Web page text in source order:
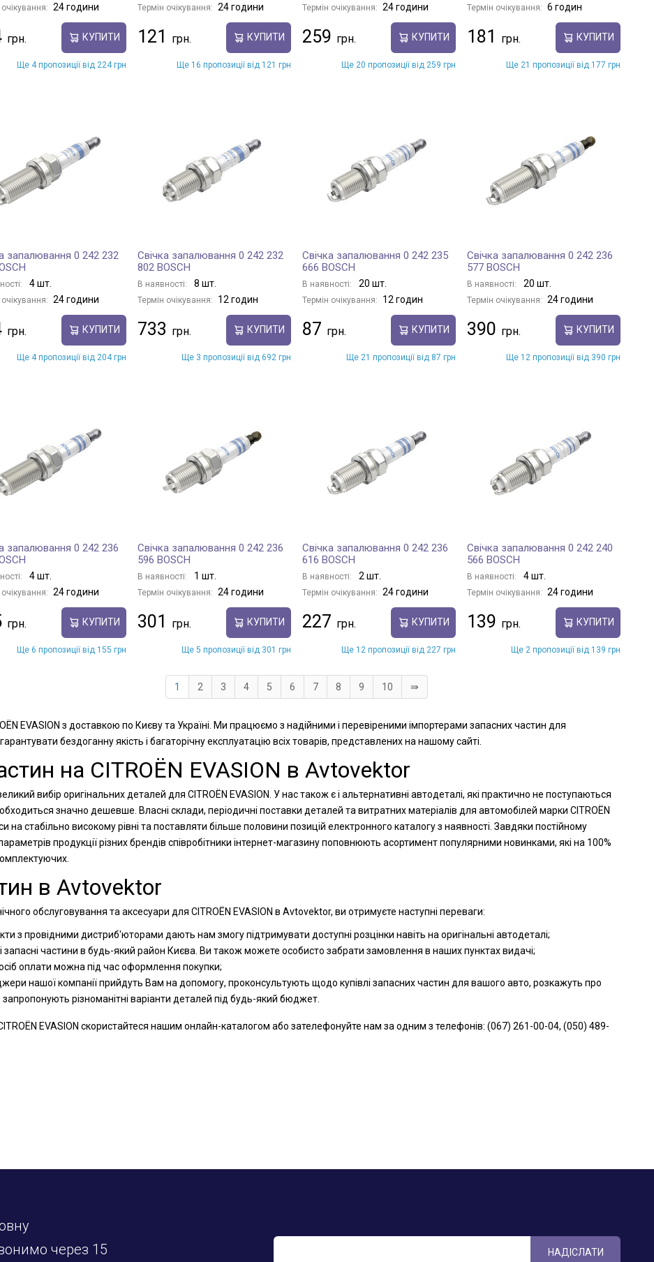
24 години
КУПИТИ
Ще 4 пропозиції від 224 грн
Термін очікування: 24 години
121 КУПИТИ
Ще 16 пропозиції від 121 грн
Термін очікування: 24 години
259 КУПИТИ
Ще 20 пропозиції від 259 грн
Термін очікування: 6 годин
181 КУПИТИ
Ще 21 пропозиції від 177 грн
запалювання 0 242 232
4 шт.
24 години
КУПИТИ
Ще 4 пропозиції від 204 грн
Свічка запалювання 0 242 232
802 BOSCH
В наявності: 8 шт.
Термін очікування: 12 годин
733 КУПИТИ
Ще 3 пропозиції від 692 грн
Свічка запалювання 0 242 235
666 BOSCH
В наявності: 20 шт.
Термін очікування: 12 годин
87 КУПИТИ
Ще 21 пропозиції від 87 грн
Свічка запалювання 0 242 236
577 BOSCH
В наявності: 20 шт.
Термін очікування: 24 години
390 КУПИТИ
Ще 12 пропозиції від 390 грн
запалювання 0 242 236
4 шт.
24 години
КУПИТИ
Ще 6 пропозиції від 155 грн
Свічка запалювання 0 242 236
596 BOSCH
В наявності: 1 шт.
Термін очікування: 24 години
301 КУПИТИ
Ще 5 пропозиції від 301 грн
Свічка запалювання 0 242 236
616 BOSCH
В наявності: 2 шт.
Термін очікування: 24 години
227 КУПИТИ
Ще 12 пропозиції від 227 грн
Свічка запалювання 0 242 240
566 BOSCH
В наявності: 4 шт.
Термін очікування: 24 години
139 КУПИТИ
Ще 2 пропозиції від 139 грн
1 2 3 4 5 6 7 8 9 10 ⇛
EVASION з доставкою по Києву та Україні. Ми працюємо з надійними і перевіреними імпортерами запасних частин для
бездоганну якість і багаторічну експлуатацію всіх товарів, представлених на нашому сайті.
на CITROËN EVASION в Avtovektor
вибір оригінальних деталей для CITROËN EVASION. У нас також є і альтернативні автодеталі, які практично не поступаються
значно дешевше. Власні склади, періодичні поставки деталей та витратних матеріалів для автомобілей марки CITROËN
на стабільно високому рівні та поставляти більше половини позицій електронного каталогу з наявності. Завдяки постійному
продукції різних брендів співробітники інтернет-магазину поповнюють асортимент популярними новинками, які на 100%
в Avtovektor
обслуговування та аксесуари для CITROËN EVASION в Avtovektor, ви отримуєте наступні переваги:
з провідними дистриб'юторами дають нам змогу підтримувати доступні розцінки навіть на оригінальні автодеталі;
частини в будь-який район Києва. Ви також можете особисто забрати замовлення в наших пунктах видачі;
оплати можна під час оформлення покупки;
нашої компанії прийдуть Вам на допомогу, проконсультують щодо купівлі запасних частин для вашого авто, розкажуть про
запропонують різноманітні варіанти деталей під будь-який бюджет.
EVASION скористайтеся нашим онлайн-каталогом або зателефонуйте нам за одним з телефонів: (067) 261-00-04, (050) 489-
через 15
НАДІСЛАТИ